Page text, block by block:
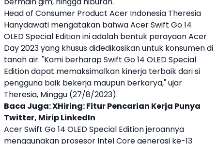
Head of Consumer Product Acer Indonesia Theresia
Hanydawati mengatakan bahwaAcerSwift Go 14
OLEDSpecial Edition ini adalah bentuk perayaanAcer
Day 2023 yang khusus didedikasikan untuk konsumen di
tanah air. "Kami berharapSwift Go 14 OLEDSpecial
Edition dapat memaksimalkan kinerja terbaik dari si
pengguna baik bekerja maupun berkarya," ujar
Theresia, Minggu (27/8/2023).
Baca Juga:XHiring: Fitur Pencarian Kerja Punya
Twitter, Mirip LinkedIn
AcerSwift Go 14 OLEDSpecial Edition jeroannya
menggunakan prosesor Intel Core generasi ke-13